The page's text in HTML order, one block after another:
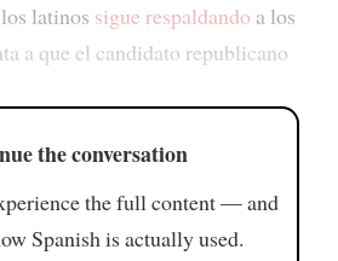
latinos sigue respaldando a los
a que el candidato republicano
the conversation
the full content — and
Spanish is actually used.